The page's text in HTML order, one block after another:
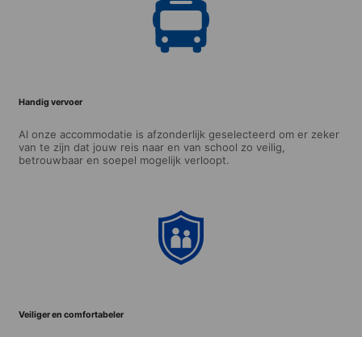
Handig vervoer
Al onze accommodatie is afzonderlijk geselecteerd om er zeker
van te zijn dat jouw reis naar en van school zo veilig,
betrouwbaar en soepel mogelijk verloopt.
Veiliger en comfortabeler